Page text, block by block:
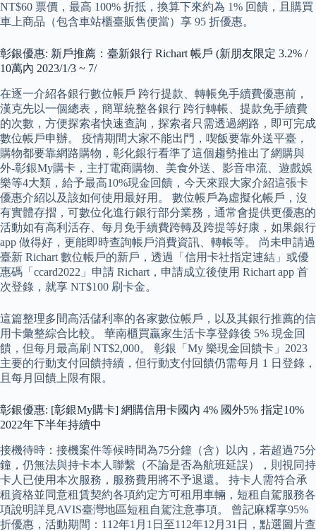
NT$60 票價，最高 100% 折抵，換算下來約為 1% 回饋，且購買
車上商品（包含車站櫃臺販售便當）享 95 折優惠。
彰銀優惠: 新戶推薦：臺新銀行 Richart 帳戶 (新朋友限定 3.2% /
10萬內 2023/1/3 ~ 7/
在逐一介紹各銀行數位帳戶 跨行提款、轉帳免手續費優惠前，
漢克先以一個總表，簡單統整各銀行 跨行轉帳、提款免手續費
的次數，方便探索者快速查詢，探索者只需透過網路，即可完成
數位帳戶申辦。 疫情期間大家不能出門，喫飯要靠外送平臺，
購物都要靠網路購物，彰化銀行看準了這個趨勢推出了網購與
外-彰銀My購卡，主打電商購物、美食外送、影音串流、遊戲娛
樂等4大類，給予最高10%現金回饋，今天來跟大家介紹這張卡
優惠介紹以及該如何使用最好用。 數位帳戶為虛擬化帳戶，沒
有實體存摺，可數位化進行銀行部分業務，通常會提供更優惠的
活動如有高利活存、每月免手續費跨轉及跨提等好康，如果銀行
app 做得好，更能即時查詢帳戶消費資訊、轉帳等。 尚未申請過
臺新 Richart 數位帳戶的新戶，透過「信用卡社指定連結」或優
惠碼「ccard2022」申請 Richart，申請成立後使用 Richart app 首
次登錄，就享 NT$100 刷卡金。
這篇整理多間高活儲利率的各家數位帳戶，以及其銀行推薦的信
用卡彙整綜合比較。 華南櫃買贏家生活卡享登錄後 5% 現金回
饋，但每月最高刷 NT$2,000。 彰銀「My 樂現金回饋卡」2023
主要的行動支付回饋持續，但行動支付回饋仍需每月 1 日登錄，
且每月回饋上限有限。
彰銀優惠: [彰銀My購卡] 網購信用卡國內 4% 國外5% 指定10%
2022年下半年持續中
接機待時：接機案件等候時間為75分鐘（含）以內，若超過75分
鐘，仍無法與持卡本人聯繫（不論是否為航班延誤），則視同持
卡人已使用本次服務，服務費用將不予退還。 持卡人需符合承
租資格並同意租賃契約各項約定方可租用車輛，短租自駕服務各
項說明詳見AVIS臺灣地區短租自駕注意事項。 曾記麻糬享95%
折優惠，活動期間：112年1月1日至112年12月31日，點選圖片查